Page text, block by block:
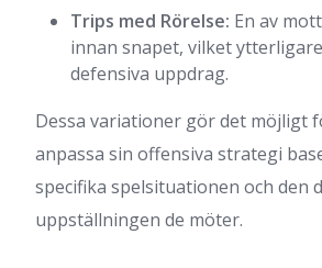
Trips med Rörelse: En av
innan snapet, vilket
defensiva uppdrag.
Dessa variationer gör det möjligt
anpassa sin offensiva strategi
specifika spelsituationen och den
uppställningen de möter.